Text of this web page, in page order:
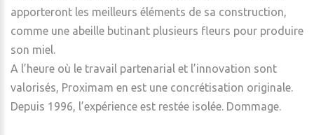
apporteront les meilleurs éléments de sa construction,
comme une abeille butinant plusieurs fleurs pour produire
son miel.
A l’heure où le travail partenarial et l’innovation sont
valorisés, Proximam en est une concrétisation originale.
Depuis 1996, l’expérience est restée isolée. Dommage.